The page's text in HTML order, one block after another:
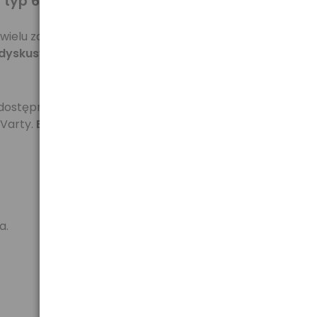
zakładach laryngologicznych. Uważane są za
są pod nazwami: Rayovac Extra, które
Baterie mają takie same parametry, różnią